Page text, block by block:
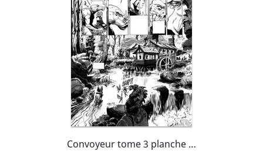
Convoyeur tome 3 planche 14